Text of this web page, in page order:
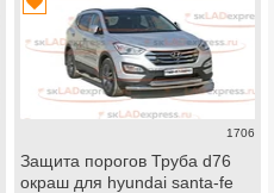
1706
Защита порогов Труба d76
окраш для hyundai santa-fe